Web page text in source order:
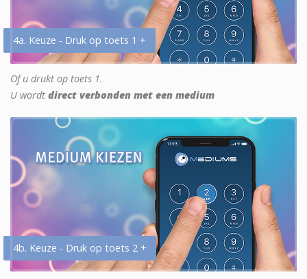
4a. Keuze - Druk op toets 1 +
Of u drukt op toets 1.
U wordt direct verbonden met een medium
4b. Keuze - Druk op toets 2 +